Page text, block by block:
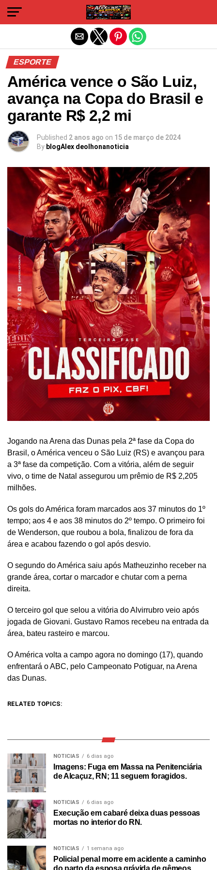
ESPORTE
América vence o São Luiz,
avança na Copa do Brasil e
garante R$ 2,2 mi
Published 2 anos ago on 15 de março de 2024
By blogAlex deolhonanoticia
Jogando na Arena das Dunas pela 2ª fase da Copa do
Brasil, o América venceu o São Luiz (RS) e avançou para
a 3ª fase da competição. Com a vitória, além de seguir
vivo, o time de Natal assegurou um prêmio de R$ 2,205
milhões.
Os gols do América foram marcados aos 37 minutos do 1º
tempo; aos 4 e aos 38 minutos do 2º tempo. O primeiro foi
de Wenderson, que roubou a bola, finalizou de fora da
área e acabou fazendo o gol após desvio.
O segundo do América saiu após Matheuzinho receber na
grande área, cortar o marcador e chutar com a perna
direita.
O terceiro gol que selou a vitória do Alvirrubro veio após
jogada de Giovani. Gustavo Ramos recebeu na entrada da
área, bateu rasteiro e marcou.
O América volta a campo agora no domingo (17), quando
enfrentará o ABC, pelo Campeonato Potiguar, na Arena
das Dunas.
RELATED TOPICS:
NOTICIAS 6 dias ago
Imagens: Fuga em Massa na Penitenciária
de Alcaçuz, RN; 11 seguem foragidos.
NOTICIAS 6 dias ago
Execução em cabaré deixa duas pessoas
mortas no interior do RN.
NOTICIAS 1 semana ago
Policial penal morre em acidente a caminho
do parto da esposa grávida de gêmeos
Sair da versão mobile